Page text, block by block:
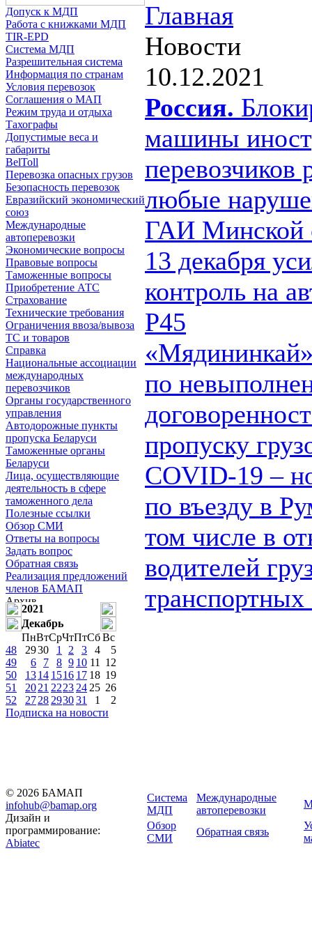
Допуск к МДП
Работа с книжками МДП
TIR-EPD
Система МДП
Разрешительная система
Информация по странам
Условия перевозок
Соглашения о МАП
Режим труда и отдыха
Тахографы
Допустимые веса и
габариты
BelToll
Перевозка опасных грузов
Безопасность перевозок
Евразийский экономический
союз
Международные
автоперевозки
Экономические вопросы
Правовые вопросы
Таможенные вопросы
Приобретение АТС
Страхование
Технические требования
Ограничения ввоза/вывоза
ТС и товаров
Справка
Национальные ассоциации
международных
перевозчиков
Органы государственного
управления
Автодорожные пункты
пропуска Беларуси
Таможенные органы
Беларуси
Лица, осуществляющие
деятельность в сфере
таможенного дела
Полезные ссылки
Обзор СМИ
Ответы на вопросы
Задать вопрос
Обратная связь
Реализация предложений
членов БАМАП
2021
Декабрь
ПнВтСрЧтПтСбВс
48
2930 1 2 3 4
5
49
6 7 8 9 10 11
12
50
1314 1516 17 18 19
51
2021 2223 24 25 26
52
2728 293031 1
2
Подписка на новости
Главная
Новости
10.12.2021
Россия.
машины
перевозчиков
любые
ГАИ Минской
13 декабря
контроль на
Р45
по
пропуску
COVID-19 –
по въезду в
том числе в
водителей
транспортных
© 2026 БАМАП
infohub@bamap.org
Дизайн и
программирование:
Abiatec
Система
МДП
Международные
автоперевозки
Обзор
СМИ
Обратная связь